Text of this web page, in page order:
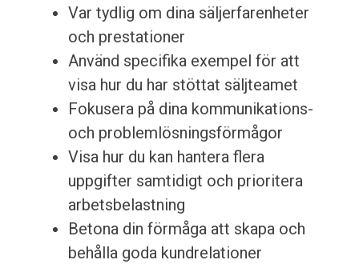
Var tydlig om dina säljerfarenheter
och prestationer
Använd specifika exempel för att
visa hur du har stöttat säljteamet
Fokusera på dina kommunikations-
och problemlösningsförmågor
Visa hur du kan hantera flera
uppgifter samtidigt och prioritera
arbetsbelastning
Betona din förmåga att skapa och
behålla goda kundrelationer